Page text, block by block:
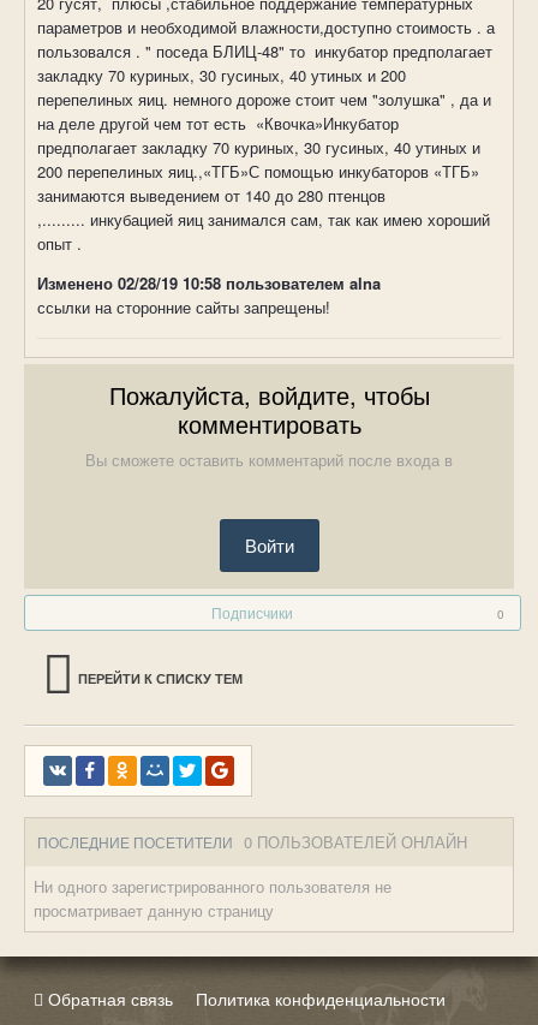
параметров и необходимой влажности,доступно стоимость . а
пользовался . " поседа БЛИЦ-48" то инкубатор предполагает
закладку 70 куриных, 30 гусиных, 40 утиных и 200
перепелиных яиц. немного дороже стоит чем "золушка" , да и
на деле другой чем тот есть «Квочка»Инкубатор
предполагает закладку 70 куриных, 30 гусиных, 40 утиных и
200 перепелиных яиц.,«ТГБ»С помощью инкубаторов «ТГБ»
занимаются выведением от 140 до 280 птенцов
,......... инкубацией яиц занимался сам, так как имею хороший
опыт .
Изменено 02/28/19 10:58 пользователем alna
ссылки на сторонние сайты запрещены!
Пожалуйста, войдите, чтобы
комментировать
Вы сможете оставить комментарий после входа в
Войти
Подписчики 0
ПЕРЕЙТИ К СПИСКУ ТЕМ
ПОСЛЕДНИЕ ПОСЕТИТЕЛИ 0 ПОЛЬЗОВАТЕЛЕЙ ОНЛАЙН
Ни одного зарегистрированного пользователя не
просматривает данную страницу
Обратная связь Политика конфиденциальности